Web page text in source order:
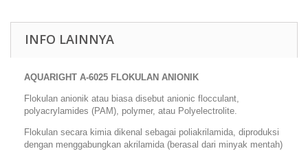
INFO LAINNYA
AQUARIGHT A-6025 FLOKULAN ANIONIK
Flokulan anionik atau biasa disebut anionic flocculant,
polyacrylamides (PAM), polymer, atau Polyelectrolite.
Flokulan secara kimia dikenal sebagai poliakrilamida, diproduksi
dengan menggabungkan akrilamida (berasal dari minyak mentah)